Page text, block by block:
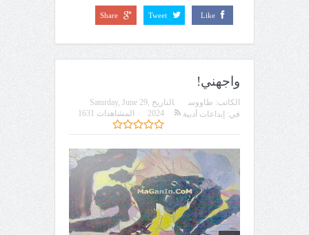
Like
Tweet
Share
واجهني!
الكاتب: طاووس التاريخ Saturday, June 29,
2024
في: إبداعات أدبية المشاهدات 1631